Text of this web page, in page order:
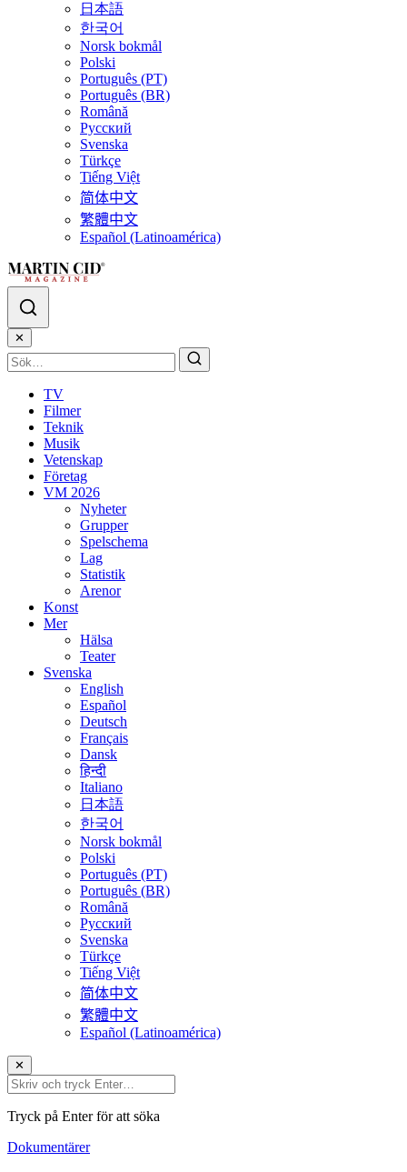
日本語
한국어
Norsk bokmål
Polski
Português (PT)
Português (BR)
Română
Русский
Svenska
Türkçe
Tiếng Việt
简体中文
繁體中文
Español (Latinoamérica)
✕
TV
Filmer
Teknik
Musik
Vetenskap
Företag
VM 2026
Nyheter
Grupper
Spelschema
Lag
Statistik
Arenor
Konst
Mer
Hälsa
Teater
Svenska
English
Español
Deutsch
Français
Dansk
हिन्दी
Italiano
日本語
한국어
Norsk bokmål
Polski
Português (PT)
Português (BR)
Română
Русский
Svenska
Türkçe
Tiếng Việt
简体中文
繁體中文
Español (Latinoamérica)
✕
Tryck på Enter för att söka
Dokumentärer